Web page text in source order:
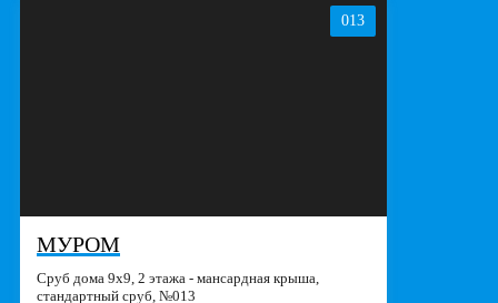
013
МУРОМ
Сруб дома 9х9, 2 этажа - мансардная крыша,
стандартный сруб, №013